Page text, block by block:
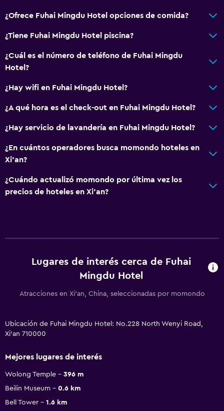
¿Ofrece Fuhai Mingdu Hotel opciones de comida?
¿Tiene Fuhai Mingdu Hotel piscina?
¿Cuál es el número de teléfono de Fuhai Mingdu
Hotel?
¿Hay wifi en Fuhai Mingdu Hotel?
¿A qué hora es el check-out en Fuhai Mingdu Hotel?
¿Hay servicio de lavandería en Fuhai Mingdu Hotel?
¿En cuántos operadores busca momondo hoteles en
Xi'an?
¿Cuándo actualizó momondo por última vez los
precios de hoteles en Xi'an?
Lugares de interés cerca de Fuhai
Mingdu Hotel
Atracciones en Xi'an, China, seleccionadas por momondo
Ubicación de Fuhai Mingdu Hotel: No.228 North Wenyi Road,
Xi'an 710000
Mejores lugares de interés
Wolong Temple
396 m
Beilin Museum
0.6 km
Bell Tower
1.6 km